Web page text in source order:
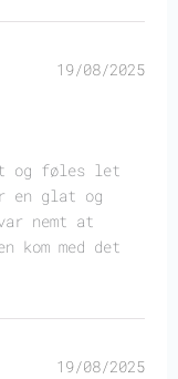
19/08/2025
og føles let
en glat og
nemt at
kom med det
19/08/2025